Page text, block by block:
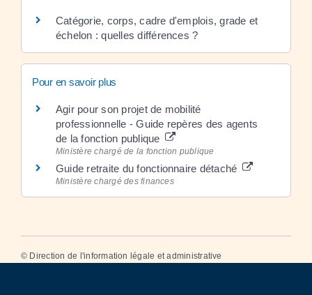
Catégorie, corps, cadre d'emplois, grade et
échelon : quelles différences ?
Pour en savoir plus
Agir pour son projet de mobilité
professionnelle - Guide repères des agents
de la fonction publique
Ministère chargé de la fonction publique
Guide retraite du fonctionnaire détaché
Ministère chargé des finances
© Direction de l'information légale et administrative